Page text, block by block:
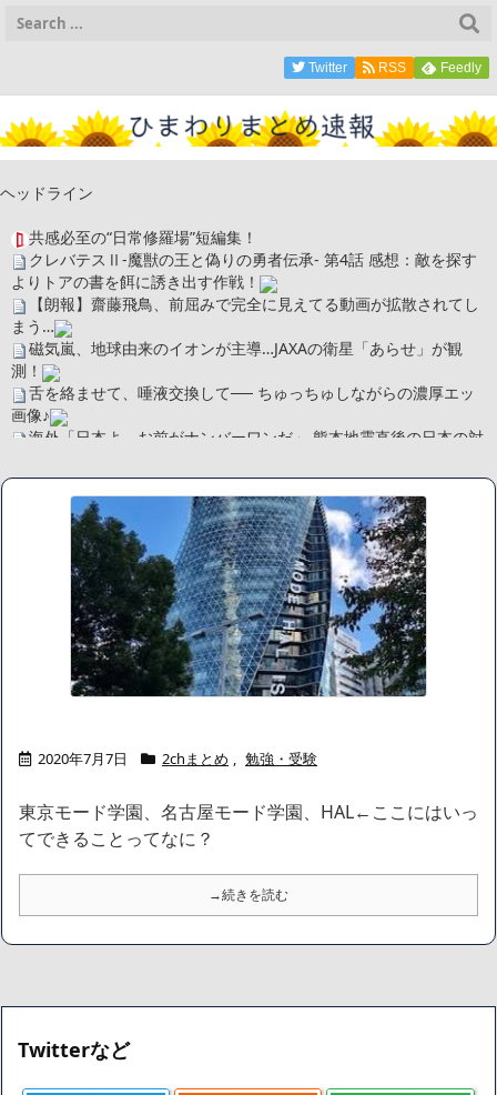
Twitter RSS Feedly
ヘッドライン
共感必至の“日常修羅場”短編集！
クレバテスⅡ-魔獣の王と偽りの勇者伝承- 第4話 感想：敵を探す
よりトアの書を餌に誘き出す作戦！
【朗報】齋藤飛鳥、前屈みで完全に見えてる動画が拡散されてし
まう…
磁気嵐、地球由来のイオンが主導…JAXAの衛星「あらせ」が観
測！
舌を絡ませて、唾液交換して── ちゅっちゅしながらの濃厚エッ
画像♪
海外「日本よ、お前がナンバーワンだ」 熊本地震直後の日本の対
広末涼子さん、正気に戻ってしまい絶望する・・・「アカン、キ
ャリアがすべて終わった」
【悲報】サウナブーム終了のお知らせ 5年で｢ととのう客｣4割減
「ワンピース」、あと5年で終わりたい宣言から5年が経過してし
まう・・・
【数学】なんだよこの漫画www【注意】
【画像】さくまあきら「桃鉄の赤マスは実際に行ってみてクソだ
った所です」
【愕然】ワイ「豚バラ220gカリッカリになるまで焼いて重さ調べ
たろww(2割3割減ったら御の字やろなあww)」→結
【悲報】ジェネリック医薬品、4割が承認書と異なる製造だった
ことが発覚「衝撃的な数字だ」
金資産の取崩し
【悲報】読売新聞、「避難所の自販機が壊されて窃盗された」と
SM風俗嬢ワイ、なんでも答えるが質問ある？
整形してはいけないみたいな風潮、冷静に考えると謎だよな
NEW!
2020年7月7日 2chまとめ , 勉強・受験
東京モード学園、名古屋モード学園、HAL←ここにはいっ
てできることってなに？
→続きを読む
Twitterなど